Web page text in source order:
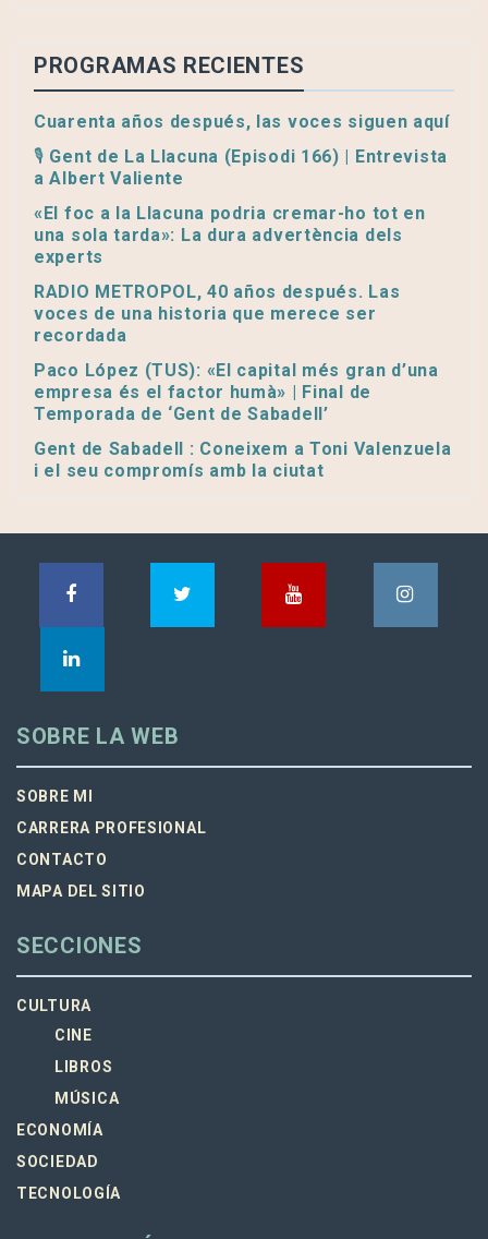
PROGRAMAS RECIENTES
Cuarenta años después, las voces siguen aquí
🎙️ Gent de La Llacuna (Episodi 166) | Entrevista
a Albert Valiente
«El foc a la Llacuna podria cremar-ho tot en
una sola tarda»: La dura advertència dels
experts
RADIO METROPOL, 40 años después. Las
voces de una historia que merece ser
recordada
Paco López (TUS): «El capital més gran d’una
empresa és el factor humà» | Final de
Temporada de ‘Gent de Sabadell’
Gent de Sabadell : Coneixem a Toni Valenzuela
i el seu compromís amb la ciutat
SOBRE LA WEB
SOBRE MI
CARRERA PROFESIONAL
CONTACTO
MAPA DEL SITIO
SECCIONES
CULTURA
CINE
LIBROS
MÚSICA
ECONOMÍA
SOCIEDAD
TECNOLOGÍA